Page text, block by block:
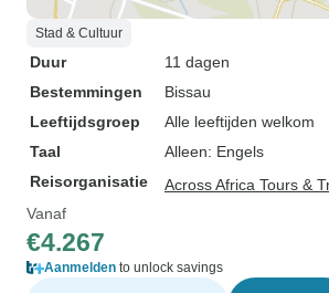
Stad & Cultuur
Duur
11 dagen
Bestemmingen
Bissau
Leeftijdsgroep
Alle leeftijden welkom
Taal
Alleen: Engels
Reisorganisatie
Across Africa Tours &
Vanaf
€4.267
Aanmelden to unlock savings